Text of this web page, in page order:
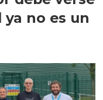
no es un